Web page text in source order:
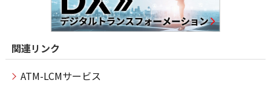
関連リンク
ATM-LCMサービス